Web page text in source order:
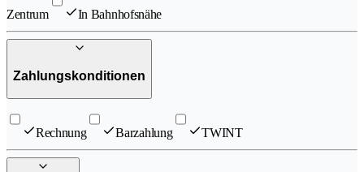
Zentrum In Bahnhofsnähe
Zahlungskonditionen
Rechnung Barzahlung TWINT